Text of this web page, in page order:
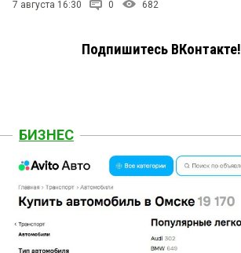
7 августа 16:30 0 682
Подпишитесь ВКонтакте!
БИЗНЕС